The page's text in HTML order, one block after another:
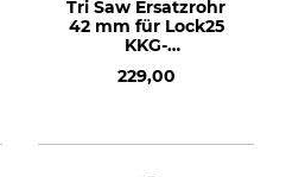
Tri Saw Ersatzrohr
42 mm für Lock25
KKG-
229,00